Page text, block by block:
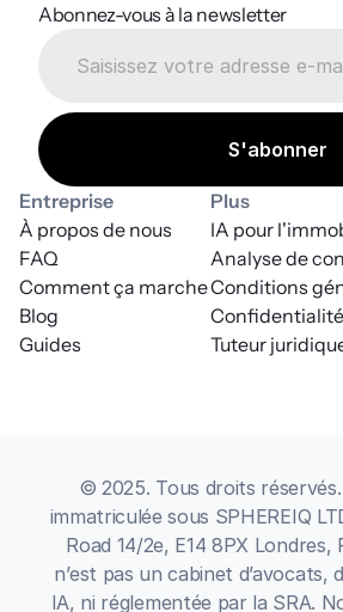
Abonnez-vous à la newsletter
Entreprise
À propos de nous
FAQ
Comment ça marche
Blog
Guides
Plus
Conditions
Analyse de
Tuteur
Confidentialité
IA pour
© 2025. Tous droits
immatriculée sous SPHEREIQ
Road 14/2e, E14 8PX Londres,
n’est pas un cabinet d’avocats,
IA, ni réglementée par la SRA.